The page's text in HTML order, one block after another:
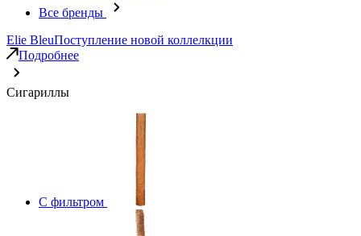
Все бренды
Elie BleuПоступление новой коллелкции
Подробнее
Сигариллы
С фильтром